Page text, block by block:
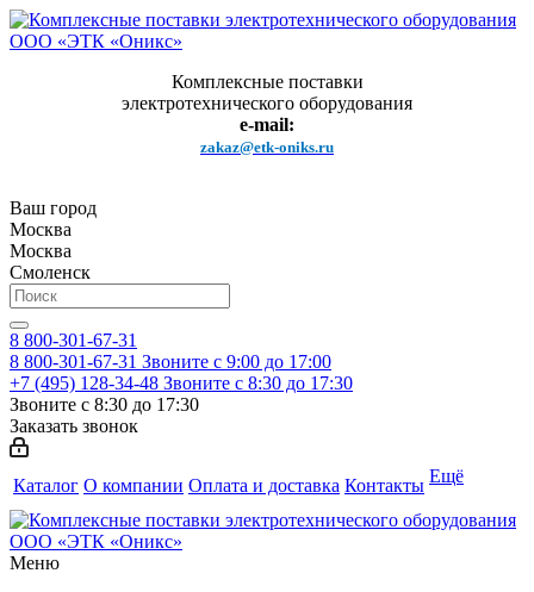
Комплексные поставки
электротехнического оборудования
e-mail:
zakaz@etk-oniks.ru
Ваш город
Москва
Москва
Смоленск
8 800-301-67-31
8 800-301-67-31 Звоните с 9:00 до 17:00
+7 (495) 128-34-48 Звоните с 8:30 до 17:30
Звоните с 8:30 до 17:30
Заказать звонок
Каталог О компании Оплата и доставка Контакты Ещё
Меню